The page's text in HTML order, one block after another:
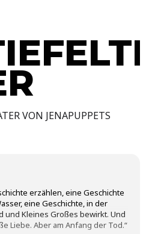
VON JENAPUPPETS
erzählen, eine Geschichte
eine Geschichte, in der
und Kleines Großes bewirkt. Und
Liebe. Aber am Anfang der Tod.“